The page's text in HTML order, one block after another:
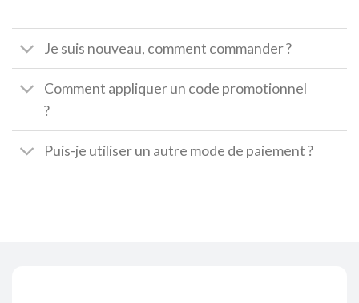
Je suis nouveau, comment commander ?
Comment appliquer un code promotionnel
?
Puis-je utiliser un autre mode de paiement ?